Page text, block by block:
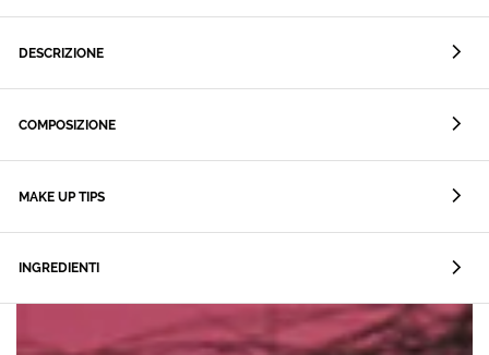
DESCRIZIONE
COMPOSIZIONE
MAKE UP TIPS
INGREDIENTI